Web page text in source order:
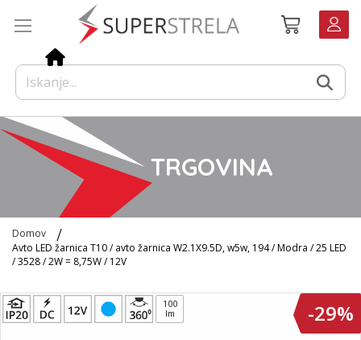
Košarica
TRGOVINA
Domov
Avto LED žarnica T10 / avto žarnica W2.1X9.5D, w5w, 194 / Modra / 25 LED
/ 3528 / 2W = 8,75W / 12V
Preskoči
na
100
lm
-29%